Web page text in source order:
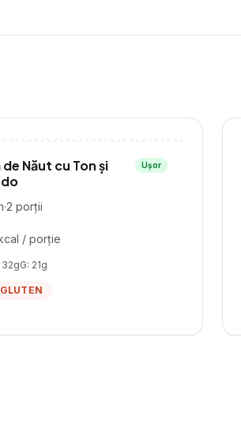
Năut cu Ton și
Ușor
·2 porții
/ porție
32gG: 21g